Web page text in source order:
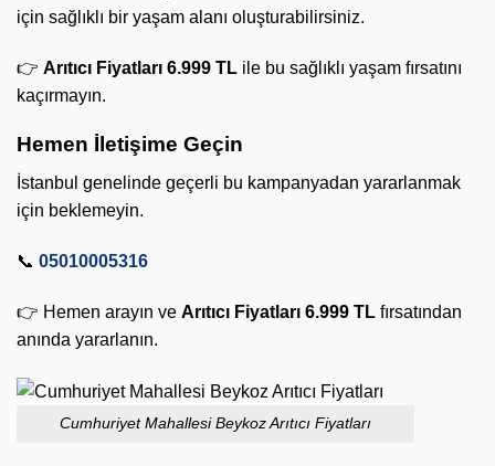
için sağlıklı bir yaşam alanı oluşturabilirsiniz.
👉 Arıtıcı Fiyatları 6.999 TL ile bu sağlıklı yaşam fırsatını
kaçırmayın.
Hemen İletişime Geçin
İstanbul genelinde geçerli bu kampanyadan yararlanmak
için beklemeyin.
📞 05010005316
👉 Hemen arayın ve Arıtıcı Fiyatları 6.999 TL fırsatından
anında yararlanın.
Cumhuriyet Mahallesi Beykoz Arıtıcı Fiyatları